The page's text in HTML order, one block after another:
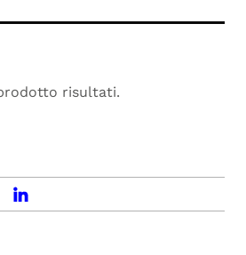
risultati.
linkedin